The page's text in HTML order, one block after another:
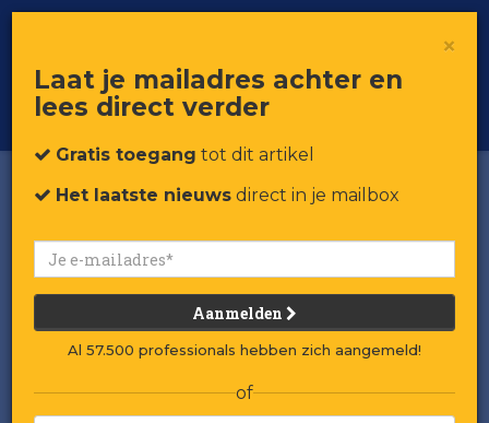
Voor professionals in retail & brands
Toggle
×
Laat je mailadres achter en
lees direct verder
Gratis toegang tot dit artikel
Het laatste nieuws direct in je mailbox
Aanmelden
Al 57.500 professionals hebben zich aangemeld!
of